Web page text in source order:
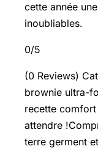
cette année
inoubliables.
0/5
(0 Reviews)
brownie ultra-
recette
attendre
terre germent